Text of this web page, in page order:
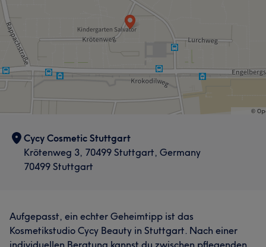
Cycy Cosmetic Stuttgart
Krötenweg 3, 70499 Stuttgart, Germany
70499 Stuttgart
Aufgepasst, ein echter Geheimtipp ist das
Kosmetikstudio Cycy Beauty in Stuttgart. Nach einer
individuellen Beratung kannst du zwischen pflegenden